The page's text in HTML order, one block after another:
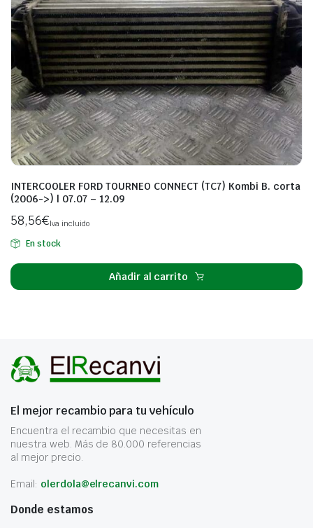
INTERCOOLER FORD TOURNEO CONNECT (TC7) Kombi B. corta
(2006->) | 07.07 – 12.09
58,56€Iva incluido
En stock
Añadir al carrito
El mejor recambio para tu vehículo
Encuentra el recambio que necesitas en
nuestra web. Más de 80.000 referencias
al mejor precio.
Email: olerdola@elrecanvi.com
Donde estamos